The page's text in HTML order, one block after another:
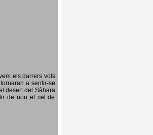
els darrers vols
a sentir-se
desert del Sàhara
de nou el cel de